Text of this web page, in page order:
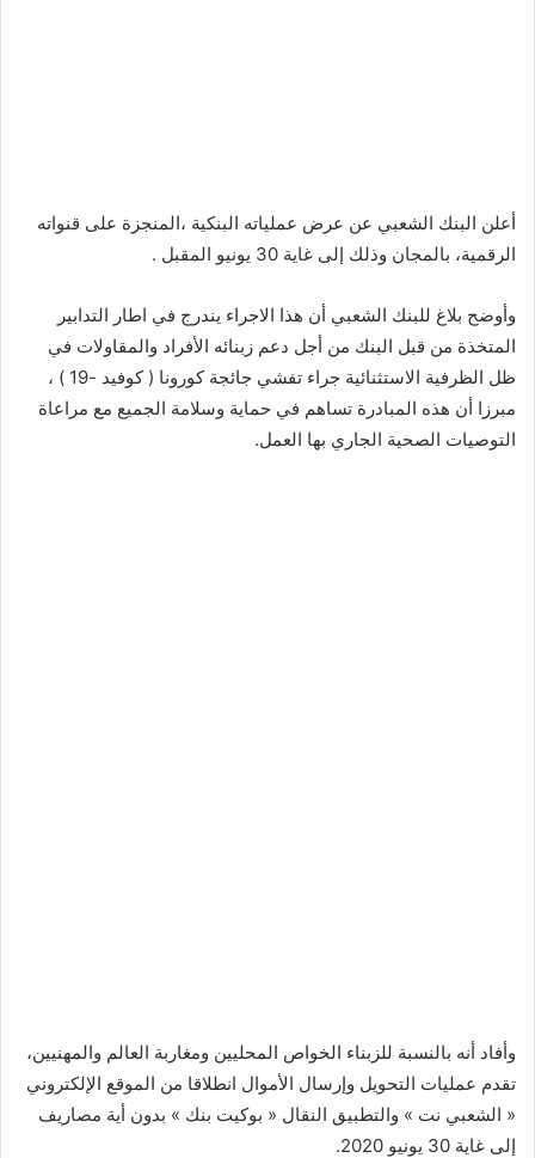
أعلن البنك الشعبي عن عرض عملياته البنكية ،المنجزة على قنواته
الرقمية، بالمجان وذلك إلى غاية 30 يونيو المقبل .
وأوضح بلاغ للبنك الشعبي أن هذا الاجراء يندرج في اطار التدابير
المتخذة من قبل البنك من أجل دعم زبنائه الأفراد والمقاولات في
ظل الظرفية الاستثنائية جراء تفشي جائجة كورونا ( كوفيد -19 ) ،
مبرزا أن هذه المبادرة تساهم في حماية وسلامة الجميع مع مراعاة
التوصيات الصحية الجاري بها العمل.
وأفاد أنه بالنسبة للزبناء الخواص المحليين ومغاربة العالم والمهنيين،
تقدم عمليات التحويل وإرسال الأموال انطلاقا من الموقع الإلكتروني
« الشعبي نت » والتطبيق النقال « بوكيت بنك » بدون أية مصاريف
إلى غاية 30 يونيو 2020.